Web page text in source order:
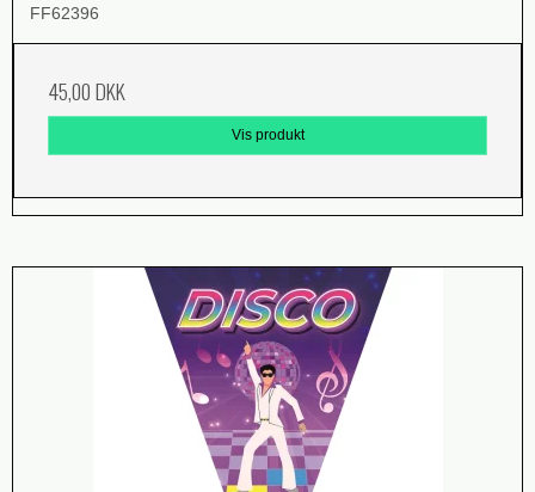
FF62396
45,00 DKK
Vis produkt